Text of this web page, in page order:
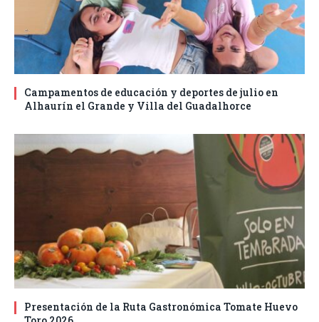
Campamentos de educación y deportes de julio en
Alhaurín el Grande y Villa del Guadalhorce
Presentación de la Ruta Gastronómica Tomate Huevo